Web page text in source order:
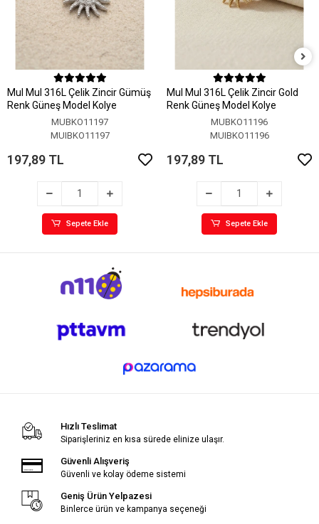
MuI MuI 316L Çelik Zincir Gümüş
Renk Güneş Model Kolye
MUBKO11197
MUIBKO11197
197,89 TL
Sepete Ekle
MuI MuI 316L Çelik Zincir Gold
Renk Güneş Model Kolye
MUBKO11196
MUIBKO11196
197,89 TL
Sepete Ekle
Hızlı Teslimat
Siparişleriniz en kısa sürede elinize ulaşır.
Güvenli Alışveriş
Güvenli ve kolay ödeme sistemi
Geniş Ürün Yelpazesi
Binlerce ürün ve kampanya seçeneği